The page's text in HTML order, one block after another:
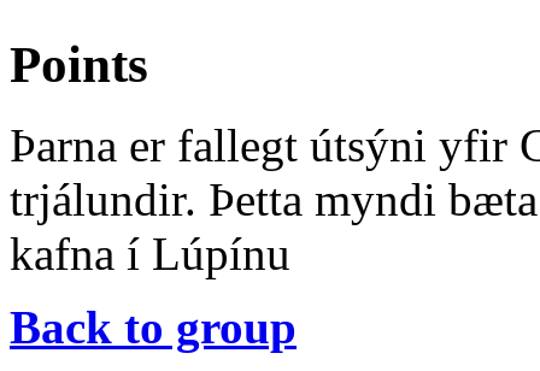
Points
Þarna er fallegt útsýni yfir
trjálundir. Þetta myndi
kafna í Lúpínu
Back to group